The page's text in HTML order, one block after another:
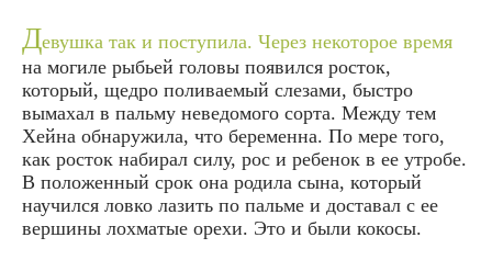
Девушка так и поступила. Через некоторое время
на могиле рыбьей головы появился росток,
который, щедро поливаемый слезами, быстро
вымахал в пальму неведомого сорта. Между тем
Хейна обнаружила, что беременна. По мере того,
как росток набирал силу, рос и ребенок в ее утробе.
В положенный срок она родила сына, который
научился ловко лазить по пальме и доставал с ее
вершины лохматые орехи. Это и были кокосы.